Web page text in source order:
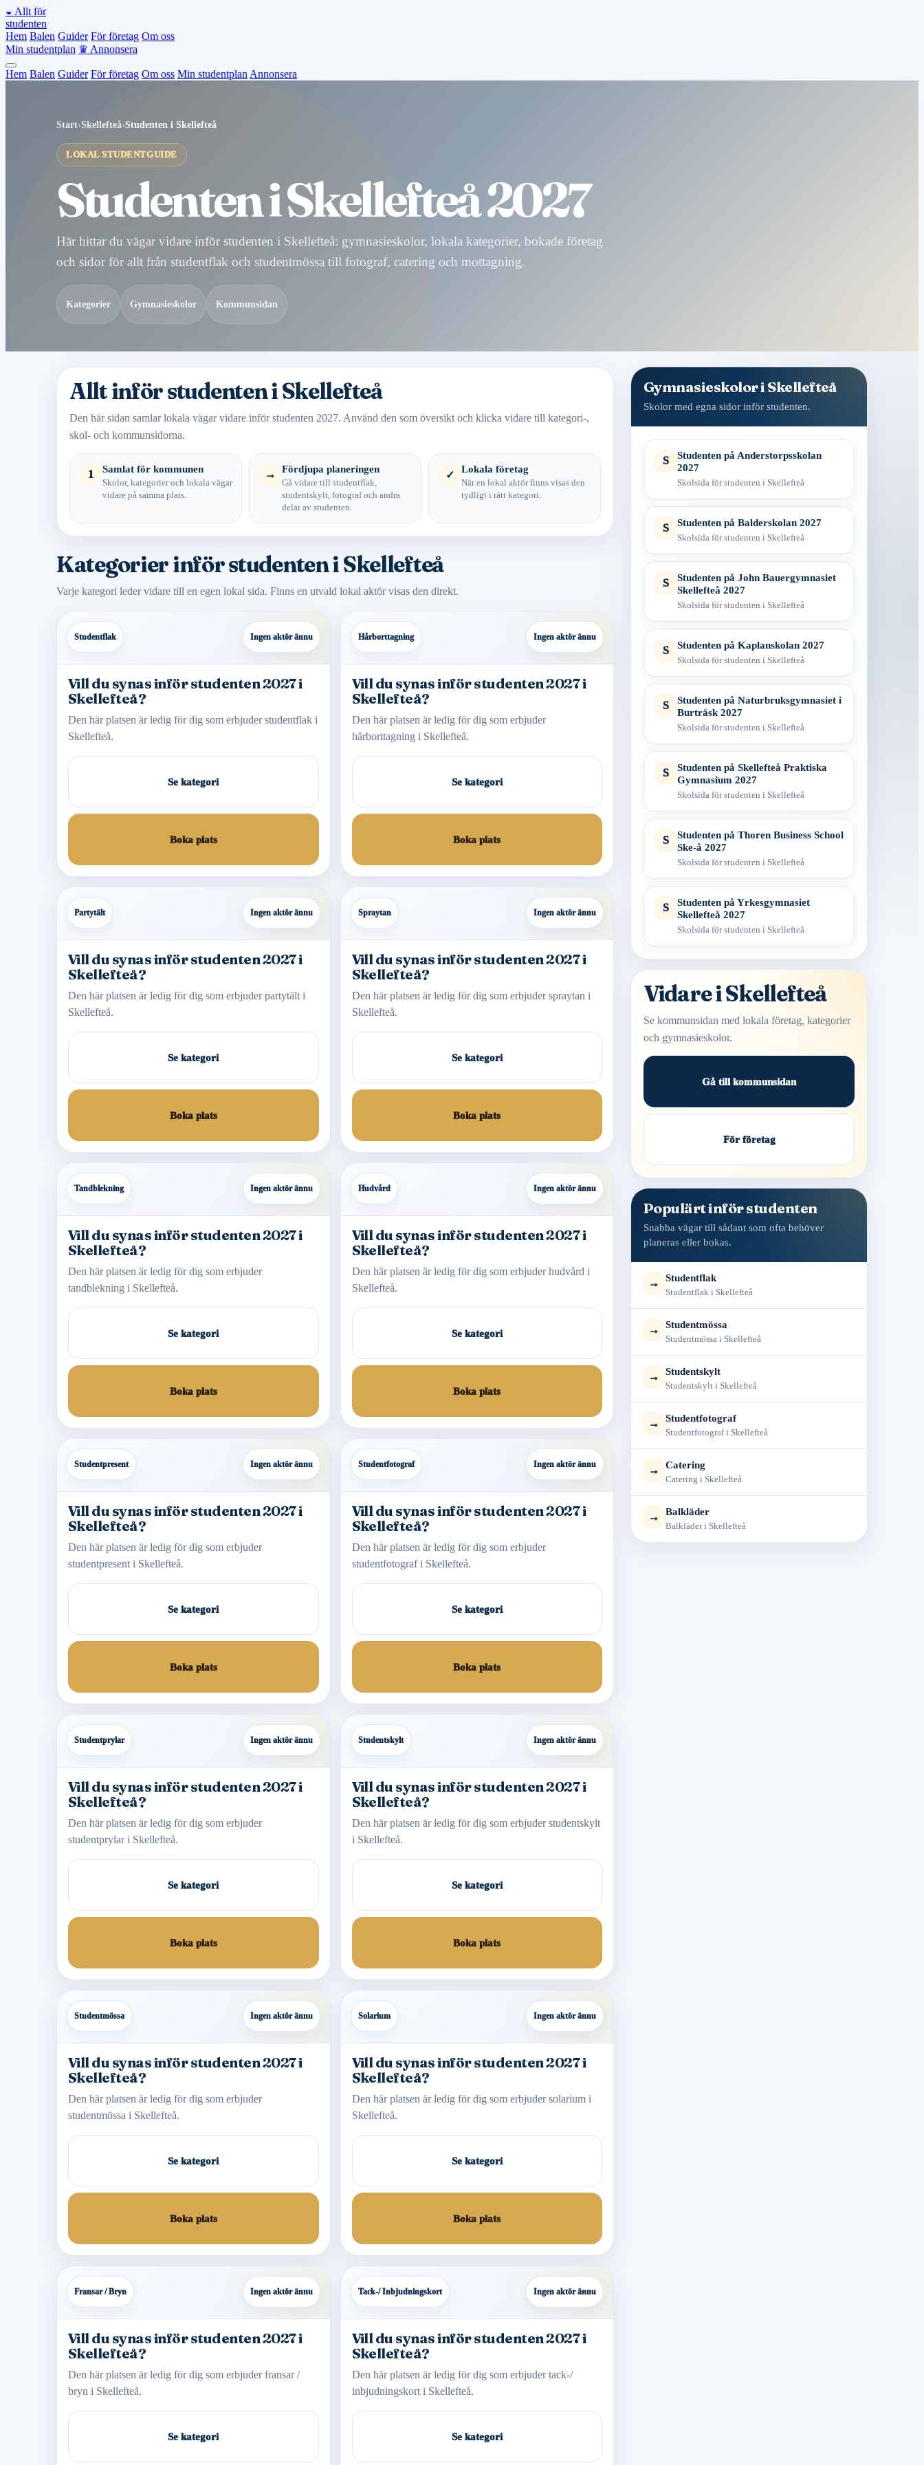
◒ Allt för
studenten
Hem Balen Guider För företag Om oss
Min studentplan ♛ Annonsera
Hem Balen Guider För företag Om oss Min studentplan Annonsera
Start›Skellefteå›Studenten i Skellefteå
LOKAL STUDENTGUIDE
Studenten i Skellefteå 2027
Här hittar du vägar vidare inför studenten i Skellefteå: gymnasieskolor, lokala kategorier, bokade företag
och sidor för allt från studentflak och studentmössa till fotograf, catering och mottagning.
Kategorier Gymnasieskolor Kommunsidan
Allt inför studenten i Skellefteå
Den här sidan samlar lokala vägar vidare inför studenten 2027. Använd den som översikt och klicka vidare till kategori-,
skol- och kommunsidorna.
1 Samlat för kommunen
Skolor, kategorier och lokala vägar
vidare på samma plats.
→ Fördjupa planeringen
Gå vidare till studentflak,
studentskylt, fotograf och andra
delar av studenten.
✓ Lokala företag
När en lokal aktör finns visas den
tydligt i rätt kategori.
Kategorier inför studenten i Skellefteå
Varje kategori leder vidare till en egen lokal sida. Finns en utvald lokal aktör visas den direkt.
Studentflak Ingen aktör ännu
Vill du synas inför studenten 2027 i
Skellefteå?
Den här platsen är ledig för dig som erbjuder studentflak i
Skellefteå.
Se kategori
Boka plats
Hårborttagning Ingen aktör ännu
Vill du synas inför studenten 2027 i
Skellefteå?
Den här platsen är ledig för dig som erbjuder
hårborttagning i Skellefteå.
Se kategori
Boka plats
Partytält Ingen aktör ännu
Vill du synas inför studenten 2027 i
Skellefteå?
Den här platsen är ledig för dig som erbjuder partytält i
Skellefteå.
Se kategori
Boka plats
Spraytan Ingen aktör ännu
Vill du synas inför studenten 2027 i
Skellefteå?
Den här platsen är ledig för dig som erbjuder spraytan i
Skellefteå.
Se kategori
Boka plats
Tandblekning Ingen aktör ännu
Vill du synas inför studenten 2027 i
Skellefteå?
Den här platsen är ledig för dig som erbjuder
tandblekning i Skellefteå.
Se kategori
Boka plats
Hudvård Ingen aktör ännu
Vill du synas inför studenten 2027 i
Skellefteå?
Den här platsen är ledig för dig som erbjuder hudvård i
Skellefteå.
Se kategori
Boka plats
Studentpresent Ingen aktör ännu
Vill du synas inför studenten 2027 i
Skellefteå?
Den här platsen är ledig för dig som erbjuder
studentpresent i Skellefteå.
Se kategori
Boka plats
Studentfotograf Ingen aktör ännu
Vill du synas inför studenten 2027 i
Skellefteå?
Den här platsen är ledig för dig som erbjuder
studentfotograf i Skellefteå.
Se kategori
Boka plats
Studentprylar Ingen aktör ännu
Vill du synas inför studenten 2027 i
Skellefteå?
Den här platsen är ledig för dig som erbjuder
studentprylar i Skellefteå.
Se kategori
Boka plats
Studentskylt Ingen aktör ännu
Vill du synas inför studenten 2027 i
Skellefteå?
Den här platsen är ledig för dig som erbjuder studentskylt
i Skellefteå.
Se kategori
Boka plats
Studentmössa Ingen aktör ännu
Vill du synas inför studenten 2027 i
Skellefteå?
Den här platsen är ledig för dig som erbjuder
studentmössa i Skellefteå.
Se kategori
Boka plats
Solarium Ingen aktör ännu
Vill du synas inför studenten 2027 i
Skellefteå?
Den här platsen är ledig för dig som erbjuder solarium i
Skellefteå.
Se kategori
Boka plats
Fransar / Bryn Ingen aktör ännu
Vill du synas inför studenten 2027 i
Skellefteå?
Den här platsen är ledig för dig som erbjuder fransar /
bryn i Skellefteå.
Se kategori
Tack-/ Inbjudningskort Ingen aktör ännu
Vill du synas inför studenten 2027 i
Skellefteå?
Den här platsen är ledig för dig som erbjuder tack-/
inbjudningskort i Skellefteå.
Se kategori
Gymnasieskolor i Skellefteå
Skolor med egna sidor inför studenten.
S
Studenten på Anderstorpsskolan
2027
Skolsida för studenten i Skellefteå
S Studenten på Balderskolan 2027
Skolsida för studenten i Skellefteå
S
Studenten på John Bauergymnasiet
Skellefteå 2027
Skolsida för studenten i Skellefteå
S Studenten på Kaplanskolan 2027
Skolsida för studenten i Skellefteå
S
Studenten på Naturbruksgymnasiet i
Burträsk 2027
Skolsida för studenten i Skellefteå
S
Studenten på Skellefteå Praktiska
Gymnasium 2027
Skolsida för studenten i Skellefteå
S
Studenten på Thoren Business School
Ske-å 2027
Skolsida för studenten i Skellefteå
S
Studenten på Yrkesgymnasiet
Skellefteå 2027
Skolsida för studenten i Skellefteå
Vidare i Skellefteå
Se kommunsidan med lokala företag, kategorier
och gymnasieskolor.
Gå till kommunsidan
För företag
Populärt inför studenten
Snabba vägar till sådant som ofta behöver
planeras eller bokas.
→ Studentflak
Studentflak i Skellefteå
→ Studentmössa
Studentmössa i Skellefteå
→ Studentskylt
Studentskylt i Skellefteå
→ Studentfotograf
Studentfotograf i Skellefteå
→ Catering
Catering i Skellefteå
→ Balkläder
Balkläder i Skellefteå